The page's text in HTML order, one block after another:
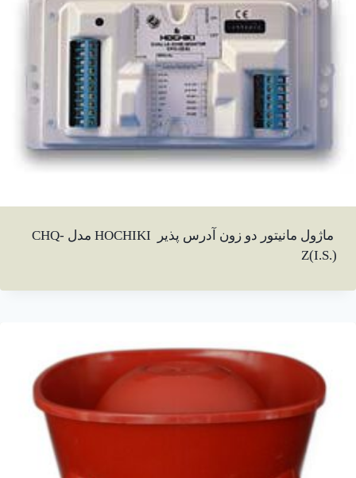
ماژول مانیتور دو زون آدرس پذیر HOCHIKI مدل CHQ-
Z(I.S.)